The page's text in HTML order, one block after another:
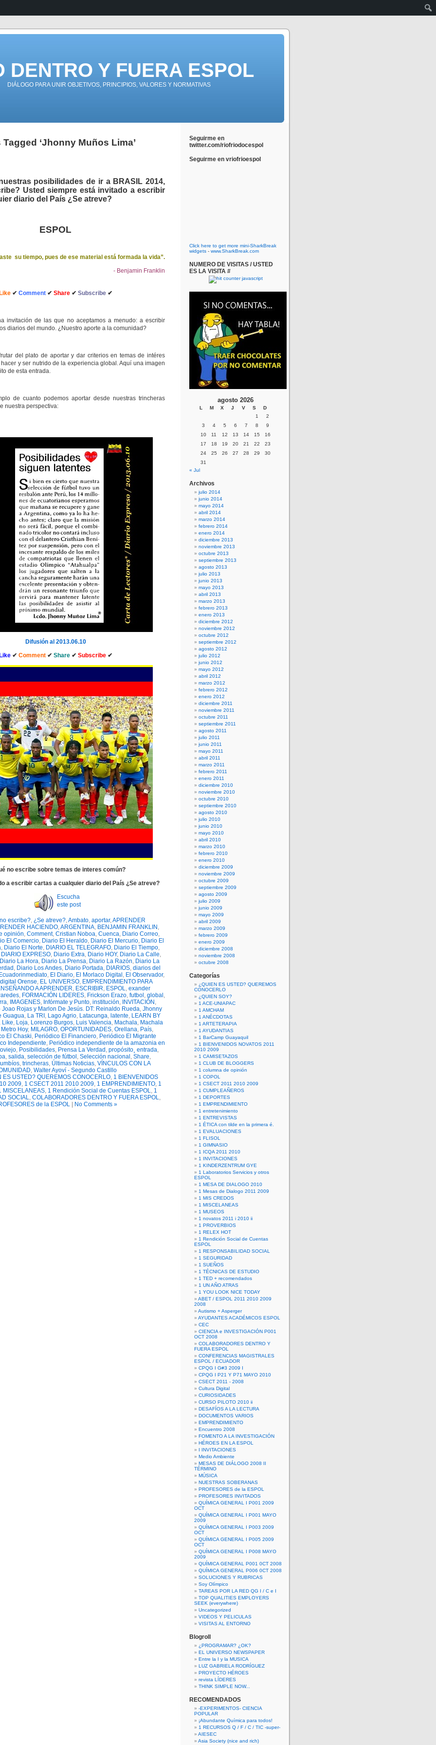
DENTRO Y FUERA ESPOL
DIÁLOGO PARA UNIR OBJETIVOS, PRINCIPIOS, VALORES Y NORMATIVAS
‘Jhonny Muños Lima’
posibilidades de ir a BRASIL 2014,
Usted siempre está invitado a escribir
diario del País ¿Se atreve?
ESPOL
su tiempo, pues de ese material está formada la vida”.
- Benjamin Franklin
✔ Comment✔ Share✔ Subscribe✔
invitación de las que no aceptamos a menudo: a escribir
diarios del mundo. ¿Nuestro aporte a la comunidad?
del plato de aportar y dar criterios en temas de intéres
y ser nutrido de la experiencia global. Aquí una imagen
de esta entrada.
de cuanto podemos aportar desde nuestras trincheras
nuestra perspectiva:
Difusión al 2013.06.10
✔ Comment✔ Share✔ Subscribe✔
no escribe sobre temas de interes común?
a escribir cartas a cualquier diario del País ¿Se atreve?
Escucha
este post
escribe?, ¿Se atreve?,Ambato, aportar,APRENDER
HACIENDO,ARGENTINA, BENJAMIN FRANKLIN ,
opinión, Comment, Cristian Noboa, Cuenca, Diario Correo,
El Comercio, Diario El Heraldo, Diario El Mercurio, Diario El
, Diario El Norte, DIARIO EL TELEGRAFO, Diario El Tiempo,
DIARIO EXPRESO, Diario Extra, Diario HOY, Diario La Calle,
La Hora, Diario La Prensa, Diario La Razón, Diario La
, Diario Los Andes, Diario Portada, DIARIOS, diarios del
, El Diario, El Morlaco Digital , El Observador,
Orense, EL UNIVERSO, EMPRENDIMIENTO PARA
A APRENDER, ESCRIBIR, ESPOL, exander
, FORMACIÓN LIDERES, Frickson Erazo, futbol , global ,
, IMAGENES, Infórmate y Punto, institución, INVITACIÓN ,
Rojas y Marlon De Jesús. DT: Reinaldo Rueda, Jhonny
Guagua, La TRI , Lago Agrio, Latacunga, latente, LEARN BY
Like, Loja, Lorenzo Burgos, Luis Valencia, Machala, Machala
Metro Hoy, MILAGRO, OPORTUNIDADES, Orellana, País,
El Chaski, Periódico El Financiero, Periódico El Migrante
Independiente, Periódico independiente de la amazonia en
, Posibilidades, Prensa La Verdad , propósito¸ entrada,
, salida, selección de fútbol , Selección nacional , Share,
, trincheras, Últimas Noticias, VÍNCULOS CON LA
, Walter Ayoví - Segundo Castillo
ES USTED? QUEREMOS CONOCERLO, 1 BIENVENIDOS
2009, 1 CSECT 2011 2010 2009, 1 EMPRENDIMIENTO, 1
MISCELANEAS, 1 Rendición Social de Cuentas ESPOL, 1
SOCIAL, COLABORADORES DENTRO Y FUERA ESPOL,
de la ESPOL| No Comments »
Seguirme en
twitter.com/riofriodocespol
Seguirme en vriofrioespol
Click here to get more mini-SharkBreak
widgets - www.SharkBreak.com
NUMERO DE VISITAS / USTED
ES LA VISITA #
agosto 2026
L M X J V S
D
1
2
3
4 5 6 7 8
9
10
11 12 13 14 15
16
17
18 19 20 21 22
23
24
25 26 27 28 29
30
31
« Jul
Archivos
julio 2014
junio 2014
mayo 2014
abril 2014
marzo 2014
febrero 2014
enero 2014
diciembre 2013
noviembre 2013
octubre 2013
septiembre 2013
agosto 2013
julio 2013
junio 2013
mayo 2013
abril 2013
marzo 2013
febrero 2013
enero 2013
diciembre 2012
noviembre 2012
octubre 2012
septiembre 2012
agosto 2012
julio 2012
junio 2012
mayo 2012
abril 2012
marzo 2012
febrero 2012
enero 2012
diciembre 2011
noviembre 2011
octubre 2011
septiembre 2011
agosto 2011
julio 2011
junio 2011
mayo 2011
abril 2011
marzo 2011
febrero 2011
enero 2011
diciembre 2010
noviembre 2010
octubre 2010
septiembre 2010
agosto 2010
julio 2010
junio 2010
mayo 2010
abril 2010
marzo 2010
febrero 2010
enero 2010
diciembre 2009
noviembre 2009
octubre 2009
septiembre 2009
agosto 2009
julio 2009
junio 2009
mayo 2009
abril 2009
marzo 2009
febrero 2009
enero 2009
diciembre 2008
noviembre 2008
octubre 2008
Categorías
¿QUIEN ES USTED? QUEREMOS
CONOCERLO
¿QUIEN SOY?
1 ACE-UNIAPAC
1 AMCHAM
1 ANÉCDOTAS
1 ARTETERAPIA
1 AYUDANTIAS
1 BarCamp Guayaquil
1 BIENVENIDOS NOVATOS 2011
2010 2009
1 CAMISETAZOS
1 CLUB DE BLOGGERS
1 columna de opinión
1 COPOL
1 CSECT 2011 2010 2009
1 CUMPLEAÑEROS
1 DEPORTES
1 EMPRENDIMIENTO
1 entretenimiento
1 ENTREVISTAS
1 ÉTICA con tilde en la primera é.
1 EVALUACIONES
1 FLISOL
1 GIMNASIO
1 ICQA 2011 2010
1 INVITACIONES
1 KINDERZENTRUM GYE
1 Laboratorios Servicios y otros
ESPOL
1 MESA DE DIALOGO 2010
1 Mesas de Dialogo 2011 2009
1 MIS CREDOS
1 MISCELANEAS
1 MUSEOS
1 novatos 2011 i 2010 ii
1 PROVERBIOS
1 RELEX HOT
1 Rendición Social de Cuentas
ESPOL
1 RESPONSABILIDAD SOCIAL
1 SEGURIDAD
1 SUEÑOS
1 TÉCNICAS DE ESTUDIO
1 TED + recomendados
1 UN AÑO ATRAS
1 YOU LOOK NICE TODAY
ABET / ESPOL 2011 2010 2009
2008
Autismo + Asperger
AYUDANTES ACADÉMICOS ESPOL
CEC
CIENCIA e INVESTIGACIÓN P001
OCT 2008
COLABORADORES DENTRO Y
FUERA ESPOL
CONFERENCIAS MAGISTRALES
ESPOL / ECUADOR
CPQG I G#3 2009 I
CPQG I P21 Y P71 MAYO 2010
CSECT 2011 - 2008
Cultura Digital
CURIOSIDADES
CURSO PILOTO 2010 ii
DESAFÍOS A LA LECTURA
DOCUMENTOS VARIOS
EMPRENDIMIENTO
Encuentro 2008
FOMENTO A LA INVESTIGACIÓN
HÉROES EN LA ESPOL
I INVITACIONES
Medio Ambiente
MESAS DE DIÁLOGO 2008 II
TÉRMINO
MÚSICA
NUESTRAS SOBERANAS
PROFESORES de la ESPOL
PROFESORES INVITADOS
QUÍMICA GENERAL I P001 2009
OCT
QUÍMICA GENERAL I P001 MAYO
2009
QUÍMICA GENERAL I P003 2009
OCT
QUÍMICA GENERAL I P005 2009
OCT
QUÍMICA GENERAL I P008 MAYO
2009
QUÍMICA GENERAL P001 0CT 2008
QUÍMICA GENERAL P006 0CT 2008
SOLUCIONES Y RUBRICAS
Soy Olímpico
TAREAS POR LA RED QG I / C e I
TOP QUALITIES EMPLOYERS
SEEK (everywhere)
Uncategorized
VIDEOS Y PELICULAS
VISITAS AL ENTORNO
Blogroll
¿PROGRAMAR? ¿OK?
EL UNIVERSO NEWSPAPER
Entre la I y la MUSICA
LUZ GABRIELA RODRÍGUEZ
PROYECTO HÉROES
revista LÍDERES
THINK SIMPLE NOW...
RECOMENDADOS
-EXPERIMENTOS- CIENCIA
POPULAR
¡Abundante Química para todos!
1 RECURSOS Q / F / C / TIC -super-
AIESEC
Asia Society (nice and rich)